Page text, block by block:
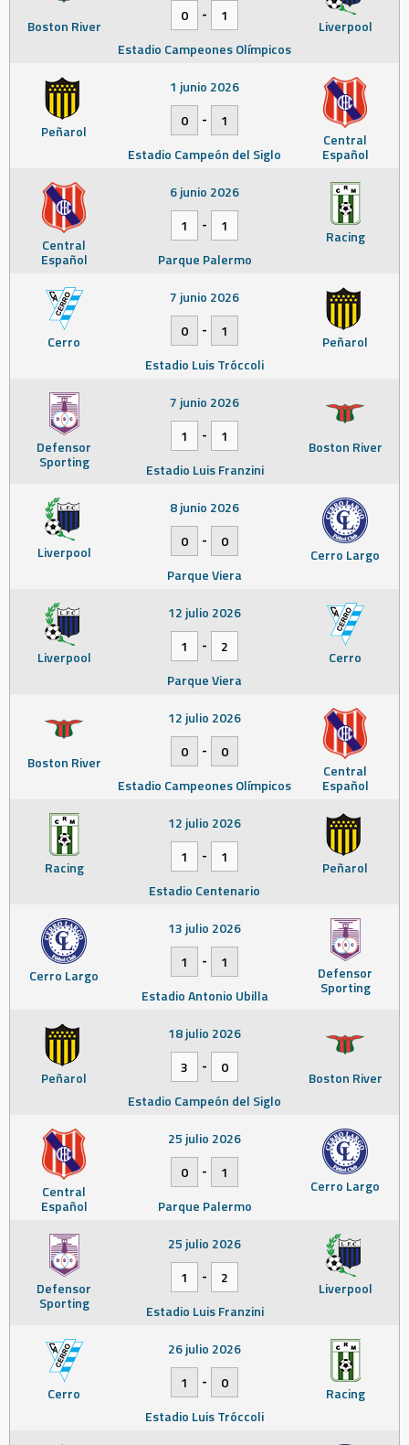
Boston River Liverpool
0
-
1
Estadio Campeones Olímpicos
Peñarol Central
Español
1 junio 2026
0
-
1
Estadio Campeón del Siglo
Central
Español
Racing
6 junio 2026
1
-
1
Parque Palermo
Cerro Peñarol
7 junio 2026
0
-
1
Estadio Luis Tróccoli
Defensor
Sporting
Boston River
7 junio 2026
1
-
1
Estadio Luis Franzini
Liverpool Cerro Largo
8 junio 2026
0
-
0
Parque Viera
Liverpool Cerro
12 julio 2026
1
-
2
Parque Viera
Boston River Central
Español
12 julio 2026
0
-
0
Estadio Campeones Olímpicos
Racing Peñarol
12 julio 2026
1
-
1
Estadio Centenario
Cerro Largo Defensor
Sporting
13 julio 2026
1
-
1
Estadio Antonio Ubilla
Peñarol Boston River
18 julio 2026
3
-
0
Estadio Campeón del Siglo
Central
Español
Cerro Largo
25 julio 2026
0
-
1
Parque Palermo
Defensor
Sporting
Liverpool
25 julio 2026
1
-
2
Estadio Luis Franzini
Cerro Racing
26 julio 2026
1
-
0
Estadio Luis Tróccoli